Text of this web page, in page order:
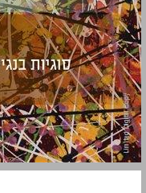
הנתיב החסום: סוגיות בנגישות לתואר אקדמי בישראל, 1990-1970 ... 0